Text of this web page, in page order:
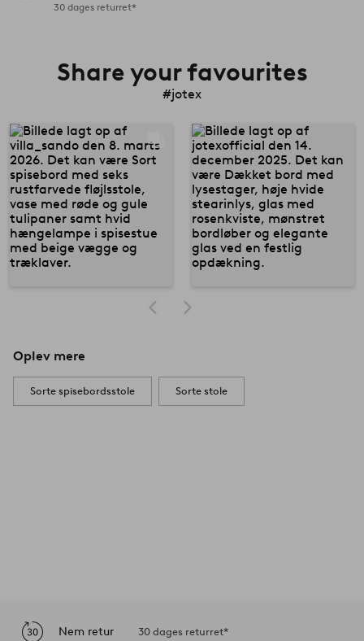
30 dages returret*
Share your favourites
#jotex
Oplev mere
Sorte spisebordsstole Sorte stole
Nem retur 30 dages returret*